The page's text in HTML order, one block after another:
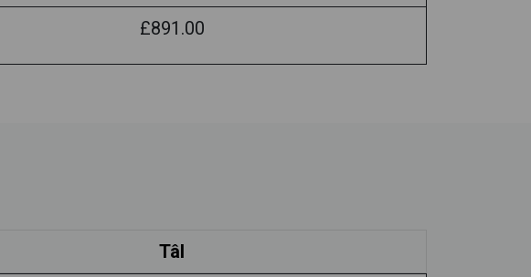
£891.00
Tâl